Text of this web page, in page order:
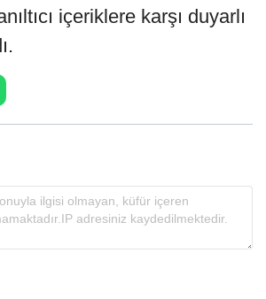
içeriklere karşı duyarlı